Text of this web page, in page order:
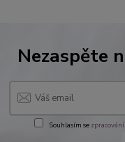
Nezaspěte
Souhlasím se